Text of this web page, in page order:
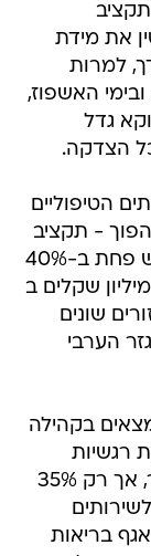
מסך התקציב
את מידת
למרות
האשפוז,
גדל
הטיפוליים
- תקציב
המרפאות הממשלתיות לבריאות הנפש פחת ב-40%
- מ-187 מיליון שקלים ב-1999 ל-124 מיליון שקלים ב
שונים
הערבי
נמצאים בקהילה
רגשיות
וממצוקה נפשית השיעור גבוה אף יותר, אך רק 35%
בריאות